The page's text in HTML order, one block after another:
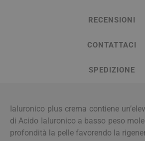
RECENSIONI
CONTATTACI
SPEDIZIONE
Ialuronico plus crema contiene
di Acido Ialuronico a basso peso
profondità la pelle favorendo la